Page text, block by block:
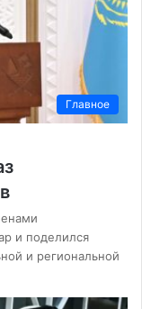
Главное
и поделился
и региональной